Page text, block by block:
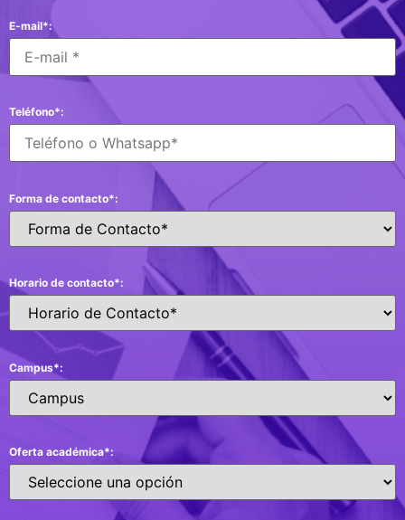
E-mail*:
Teléfono*:
Forma de contacto*:
Horario de contacto*:
Campus*:
Oferta académica*: